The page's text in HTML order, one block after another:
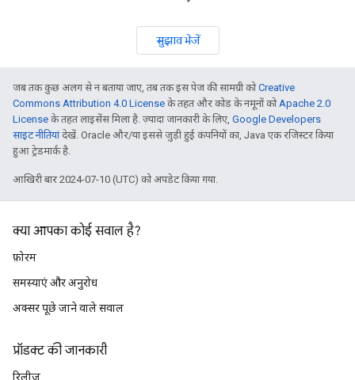
सुझाव भेजें
जब तक कुछ अलग से न बताया जाए, तब तक इस पेज की सामग्री कोCreative
Commons Attribution 4.0 License के तहत और कोड के नमूनों कोApache 2.0
License के तहत लाइसेंस मिला है. ज़्यादा जानकारी के लिए, Google Developers
साइट नीतियांदेखें. Oracle और/या इससे जुड़ी हुई कंपनियों का, Java एक रजिस्टर किया
हुआ ट्रेडमार्क है.
आखिरी बार 2024-07-10 (UTC) को अपडेट किया गया.
क्या आपका कोई सवाल है?
फ़ोरम
समस्याएं और अनुरोध
अक्सर पूछे जाने वाले सवाल
प्रॉडक्ट की जानकारी
रिलीज़